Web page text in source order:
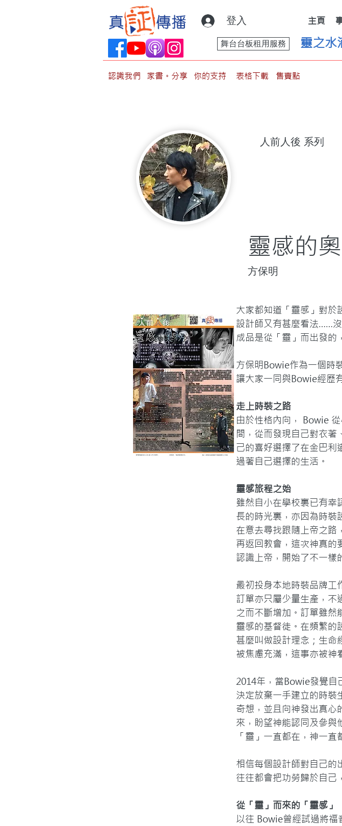
登入 主頁
靈之水
舞台台板租用服務
認識我們 家書。分享 你的支持 表格下載 售賣點
人前人後 系列
靈感的
方保明
大家都知道「靈感」對於
設計師又有甚麼看法……
成品是從「靈」而出發的
方保明Bowie作為一個時
讓大家一同與Bowie經歷
走上時裝之路
由於性格內向， Bowie
間，從而發現自己對衣著
己的喜好選擇了在金巴利
過著自己選擇的生活。
靈感旅程之始
雖然自小在學校裏已有幸
長的時光裏，亦因為時裝
在意去尋找跟隨上帝之路
再返回教會，這次神真的
認識上帝，開始了不一樣
最初投身本地時裝品牌工
訂單亦只屬少量生產，不
之而不斷增加。訂單雖然
靈感的基督徒。在頻繁的
甚麼叫做設計理念；生命
被焦慮充滿，這事亦被神
2014年，當Bowie發覺自
決定放棄一手建立的時裝
奇想，並且向神發出真心
來，盼望神能認同及參與
「靈」一直都在，神一直
相信每個設計師對自己的
往往都會把功勞歸於自己
從「靈」而來的「靈感」
以往 Bowie曾經試過將福